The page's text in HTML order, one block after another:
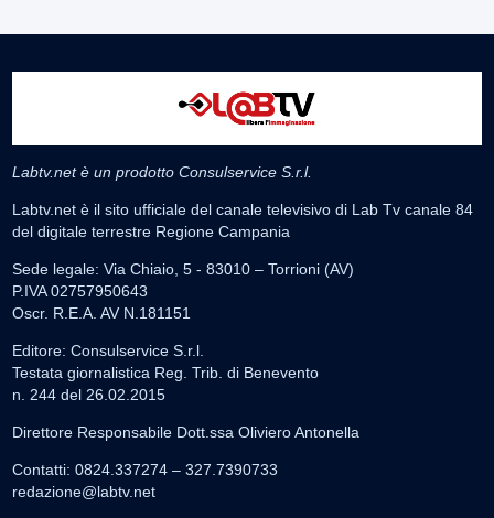
Labtv.net è un prodotto Consulservice S.r.l.
Labtv.net è il sito ufficiale del canale televisivo di Lab Tv canale 84
del digitale terrestre Regione Campania
Sede legale: Via Chiaio, 5 - 83010 – Torrioni (AV)
P.IVA 02757950643
Oscr. R.E.A. AV N.181151
Editore: Consulservice S.r.l.
Testata giornalistica Reg. Trib. di Benevento
n. 244 del 26.02.2015
Direttore Responsabile Dott.ssa Oliviero Antonella
Contatti: 0824.337274 – 327.7390733
redazione@labtv.net